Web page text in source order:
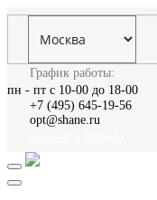
График работы:
пн - пт с 10-00 до 18-00
+7 (495) 645-19-56
opt@shane.ru